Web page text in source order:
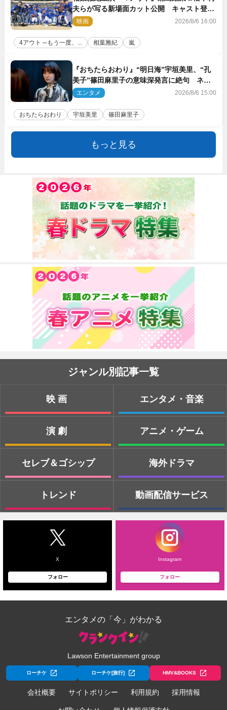
夫らが写る新場面カット公開 キャスト登壇
イベントも決定
映画 2026/8/6 16:00
4アウト ─もう一度、... 相葉雅紀 嵐
『おちたらおわり』“明日海”宇垣美里、“孔
美子”篠田麻里子の意味深発言に絶句 ネッ
ト驚き「まさか」「意外な展開」
エンタメ 2026/8/6 15:00
おちたらおわり 宇垣美里 篠田麻里子
もっと見る
ジャンル別記事一覧
映画
演劇
セレブ＆ゴシップ
トレンド
エンタメ・音楽
アニメ・ゲーム
海外ドラマ
動画配信サービス
X
フォロー
Instagram
フォロー
エンタメの「今」がわかる
Lawson Entertainment group
ローチケ ローチケ[旅行] HMV&BOOKS
会社概要 サイトポリシー 利用規約 採用情報